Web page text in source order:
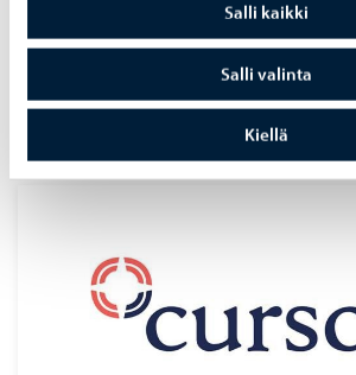
Salli kaikki
Salli valinta
Kiellä
Posintra
Posintran yrityskehittäjät
Lapinjärvellä toimivia yrityksiä